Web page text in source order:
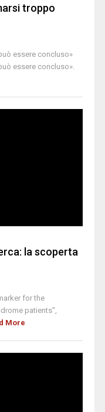
troppo
essere concluso»
essere concluso».
la scoperta
for the
patients”,
More